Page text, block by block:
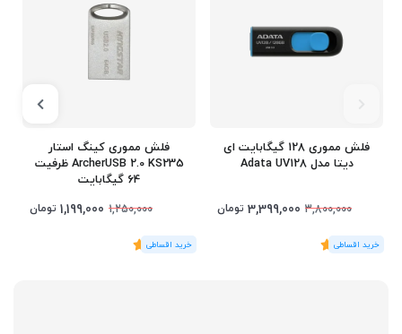
فلش مموری 128 گیگابایت ای
دیتا مدل Adata UV128
3,800,000
3,399,000 تومان
(1رای)
5
فلش مموری کینگ استار
ArcherUSB 2.0 KS235 ظرفیت
64 گیگابایت
1,250,000
1,199,000 تومان
(1رای)
5